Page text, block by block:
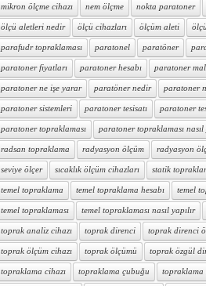
mikron ölçme cihazı nem ölçme nokta paratoner
ölçü aletleri nedir ölçü cihazları ölçüm aleti
parafudr topraklaması paratonel paratöner
paratoner fiyatları paratoner hesabı paratoner
paratoner ne işe yarar paratöner nedir paratoner
paratoner sistemleri paratoner tesisatı paratoner
paratoner topraklaması paratoner topraklaması nasıl
radsan topraklama radyasyon ölçüm radyasyon
seviye ölçer sıcaklık ölçüm cihazları statik
temel topraklama temel topraklama hesabı temel
temel topraklaması temel topraklaması nasıl yapılır
toprak analiz cihazı toprak direnci toprak direnci
toprak ölçüm cihazı toprak ölçümü toprak özgül
topraklama cihazı topraklama çubuğu topraklama